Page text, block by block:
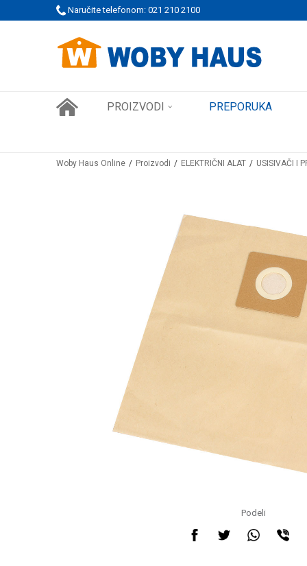
Naručite telefonom: 021 210 2100
PORUDŽBINE! SIGURNO PLAĆANJE PLATNIM KARTICAMA
PROIZVODI PREPORUKA
Woby Haus Online Proizvodi ELEKTRIČNI ALAT USISIVAČI I
Podeli